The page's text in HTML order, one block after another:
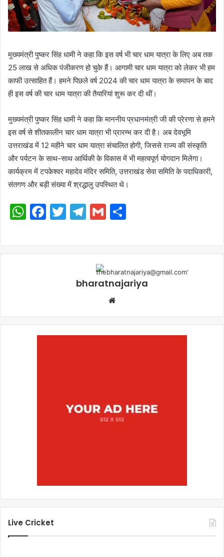
मुख्यमंत्री पुष्कर सिंह धामी ने कहा कि इस वर्ष भी चार धाम यात्रा के लिए अब तक
25 लाख से अधिक पंजीकरण हो चुके हैं। आगामी चार धाम यात्रा को लेकर भी हम
काफी उत्साहित हैं। हमने पिछले वर्ष 2024 की चार धाम यात्रा के समापन के बाद
ही इस वर्ष की चार धाम यात्रा की तैयारियां शुरू कर दी थीं।
मुख्यमंत्री पुष्कर सिंह धामी ने कहा कि माननीय प्रधानमंत्री जी की प्रेरणा से हमने
इस वर्ष से शीतकालीन चार धाम यात्रा भी प्रारम्भ कर दी है। अब देवभूमि
उत्तराखंड में 12 महीने चार धाम यात्रा संचालित होगी, जिससे राज्य की संस्कृति
और पर्यटन के साथ-साथ आर्थिकी के विकास में भी महत्वपूर्ण योगदान मिलेगा।
कार्यक्रम में टपकेश्वर महादेव मंदिर समिति, उत्तराखंड सेवा समिति के पदाधिकारी,
संतगण और बड़ी संख्या में श्रद्धालु उपस्थित थे।
WhatsApp
Facebook
Twitter
Telegram
Gmail
bharatnajariya
Live Cricket